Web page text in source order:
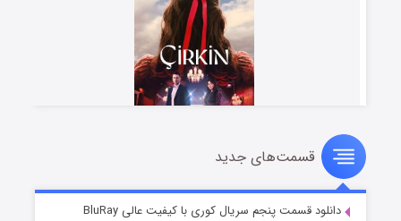
سریال زشت
قسمت۲ (زیرنویس) منتشر شد
قسمت‌های جدید
دانلود قسمت پنجم سریال کوری با کیفیت عالی BluRay